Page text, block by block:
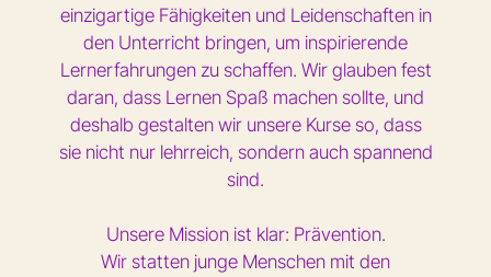
einzigartige Fähigkeiten und Leidenschaften in
den Unterricht bringen, um inspirierende
Lernerfahrungen zu schaffen. Wir glauben fest
daran, dass Lernen Spaß machen sollte, und
deshalb gestalten wir unsere Kurse so, dass
sie nicht nur lehrreich, sondern auch spannend
sind.
Unsere Mission ist klar: Prävention.
Wir statten junge Menschen mit den